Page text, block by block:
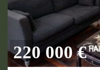
220 000 € HAI